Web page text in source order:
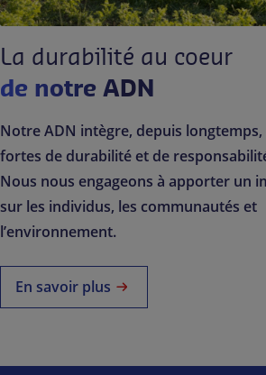
La durabilité au coeur
de notre ADN
Notre ADN intègre, depuis longtemps,
fortes de durabilité et de
Nous nous engageons à apporter un
sur les individus, les communautés et
l’environnement.
En savoir plus